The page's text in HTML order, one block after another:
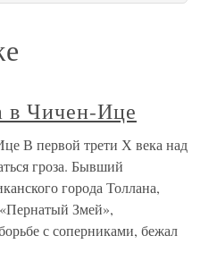
в Чичен-Ице
В первой трети Х века над
гроза. Бывший
города Толлана,
Змей»,
с соперниками, бежал